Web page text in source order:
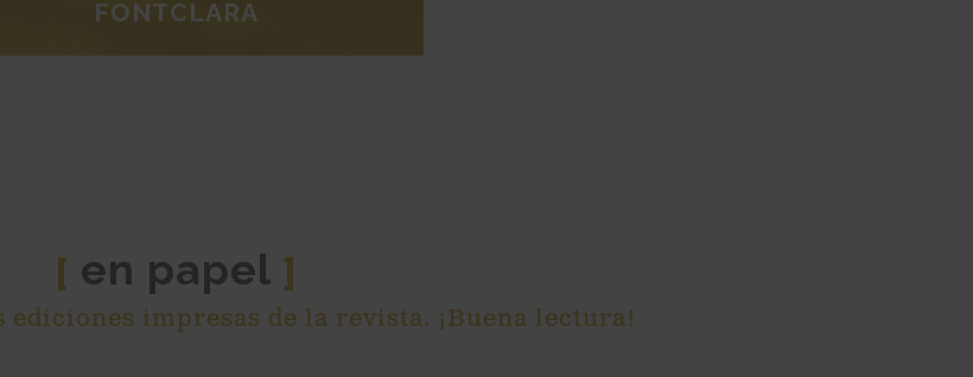
FONTCLARA
[ en papel ]
ediciones impresas de la revista. ¡Buena lectura!